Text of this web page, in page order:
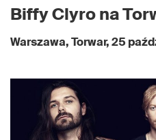
Biffy Clyro na
Warszawa, Torwar, 25